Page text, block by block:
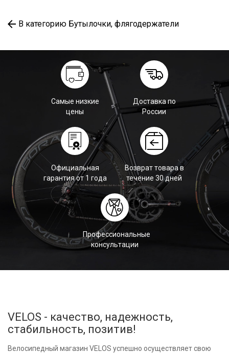
В категорию Бутылочки, флягодержатели
Самые низкие
цены
Доставка по
России
Официальная
гарантия от 1 года
Возврат товара в
течение 30 дней
Профессиональные
консультации
VELOS - качество, надежность,
стабильность, позитив!
Велосипедный магазин VELOS успешно осуществляет свою